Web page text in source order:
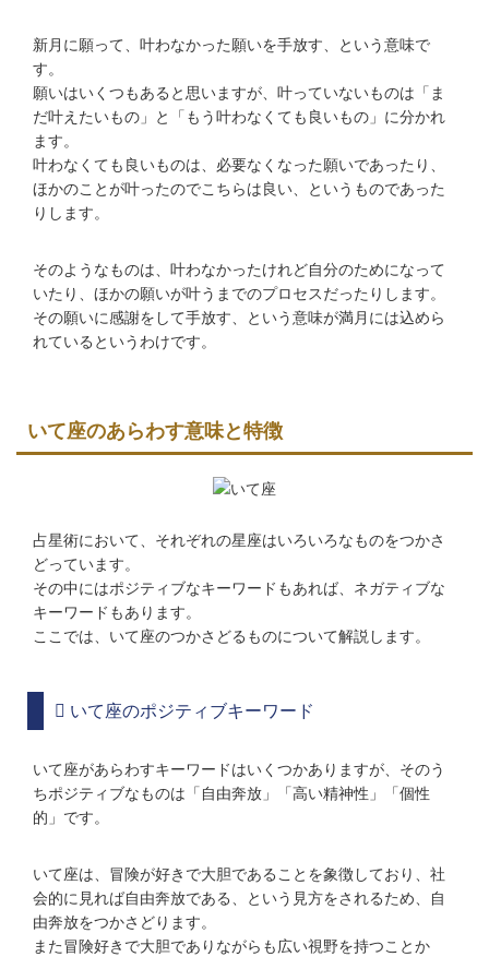
新月に願って、叶わなかった願いを手放す、という意味で
す。
願いはいくつもあると思いますが、叶っていないものは「ま
だ叶えたいもの」と「もう叶わなくても良いもの」に分かれ
ます。
叶わなくても良いものは、必要なくなった願いであったり、
ほかのことが叶ったのでこちらは良い、というものであった
りします。
そのようなものは、叶わなかったけれど自分のためになって
いたり、ほかの願いが叶うまでのプロセスだったりします。
その願いに感謝をして手放す、という意味が満月には込めら
れているというわけです。
いて座のあらわす意味と特徴
占星術において、それぞれの星座はいろいろなものをつかさ
どっています。
その中にはポジティブなキーワードもあれば、ネガティブな
キーワードもあります。
ここでは、いて座のつかさどるものについて解説します。
いて座のポジティブキーワード
いて座があらわすキーワードはいくつかありますが、そのう
ちポジティブなものは「自由奔放」「高い精神性」「個性
的」です。
いて座は、冒険が好きで大胆であることを象徴しており、社
会的に見れば自由奔放である、という見方をされるため、自
由奔放をつかさどります。
また冒険好きで大胆でありながらも広い視野を持つことか